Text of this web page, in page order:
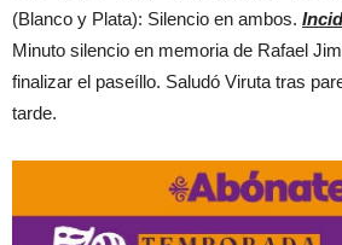
(Blanco y Plata): Silencio en ambos.
Minuto silencio en memoria de Rafael
finalizar el paseíllo. Saludó Viruta tras
tarde.